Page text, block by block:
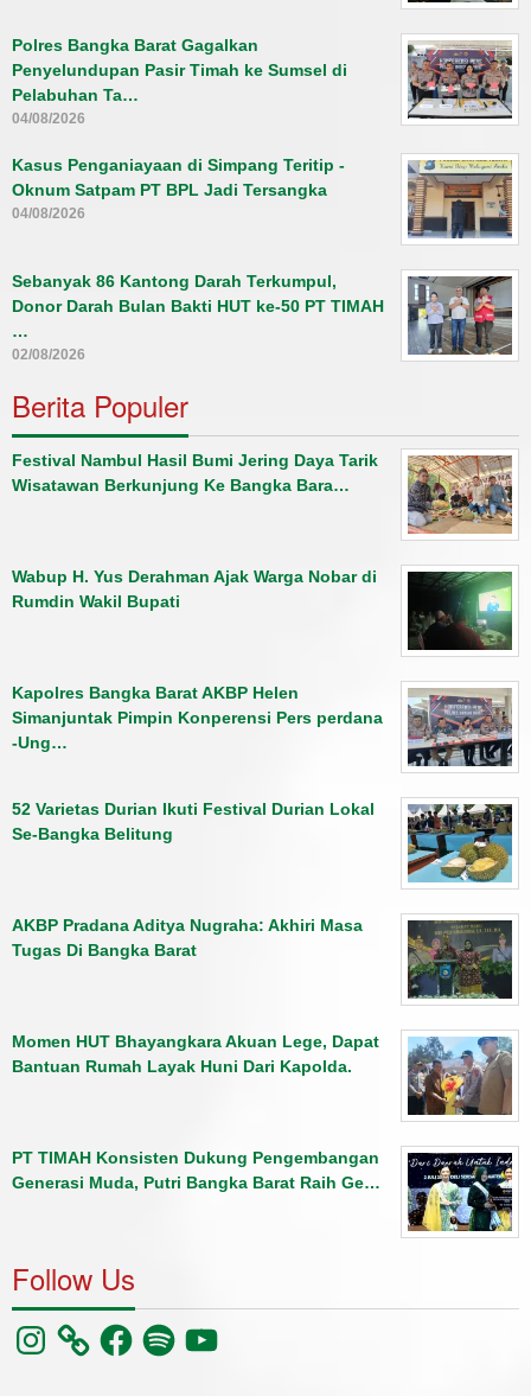
Polres Bangka Barat Gagalkan
Penyelundupan Pasir Timah ke Sumsel di
Pelabuhan Ta…
04/08/2026
Kasus Penganiayaan di Simpang Teritip -
Oknum Satpam PT BPL Jadi Tersangka
04/08/2026
Sebanyak 86 Kantong Darah Terkumpul,
Donor Darah Bulan Bakti HUT ke-50 PT TIMAH
…
02/08/2026
Berita Populer
Festival Nambul Hasil Bumi Jering Daya Tarik
Wisatawan Berkunjung Ke Bangka Bara…
Wabup H. Yus Derahman Ajak Warga Nobar di
Rumdin Wakil Bupati
Kapolres Bangka Barat AKBP Helen
Simanjuntak Pimpin Konperensi Pers perdana
-Ung…
52 Varietas Durian Ikuti Festival Durian Lokal
Se-Bangka Belitung
AKBP Pradana Aditya Nugraha: Akhiri Masa
Tugas Di Bangka Barat
Momen HUT Bhayangkara Akuan Lege, Dapat
Bantuan Rumah Layak Huni Dari Kapolda.
PT TIMAH Konsisten Dukung Pengembangan
Generasi Muda, Putri Bangka Barat Raih Ge…
Follow Us
Instagram FacebookSpotifyYouTube